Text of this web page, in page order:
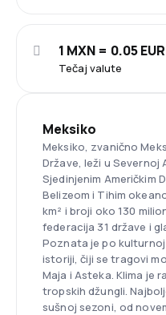
Tečaj valute
1 MXN = 0.05 EUR
Meksiko
Meksiko, zvanično
Države, leži u Severnoj
Sjedinjenim Američkim
Belizeom i Tihim
km² i broji oko 130
federacija 31 države i
Poznata je po
istoriji, čiji se tragovi
Maja i Asteka. Klima je
tropskih džungli.
sušnoj sezoni, od